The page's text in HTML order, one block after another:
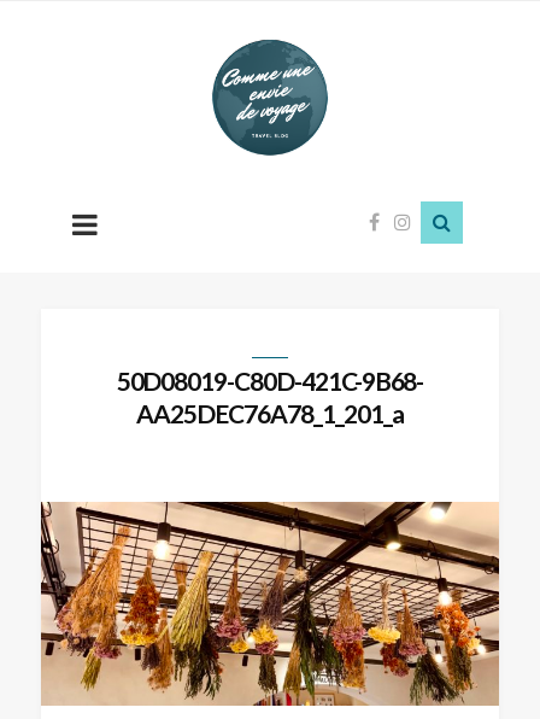
Comme
une
envie
de
50D08019-C80D-421C-9B68-
AA25DEC76A78_1_201_a